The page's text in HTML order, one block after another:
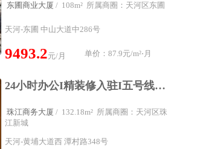
东圃商业大厦 / 108m² 所属商圈：天河区东圃
天河-东圃 中山大道中286号
9493.2元/月 单价：87.9元/m²⋅月
24小时办公I精装修入驻I五号线潭村地铁
珠江商务大厦 / 132.18m² 所属商圈：天河区珠
江新城
天河-黄埔大道西 潭村路348号